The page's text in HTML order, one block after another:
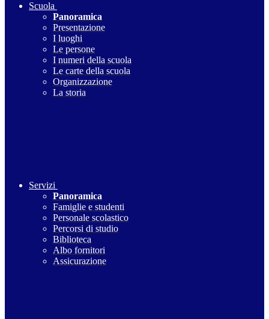
Scuola
Panoramica
Presentazione
I luoghi
Le persone
I numeri della scuola
Le carte della scuola
Organizzazione
La storia
Servizi
Panoramica
Famiglie e studenti
Personale scolastico
Percorsi di studio
Biblioteca
Albo fornitori
Assicurazione